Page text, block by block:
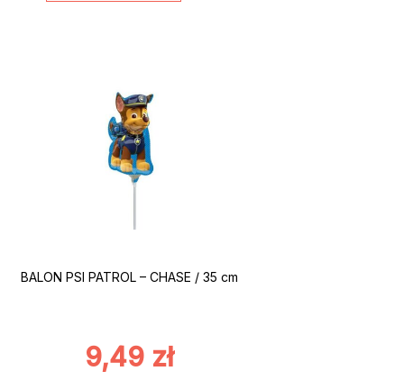
BALON PSI PATROL – CHASE / 35 cm
9,49 zł